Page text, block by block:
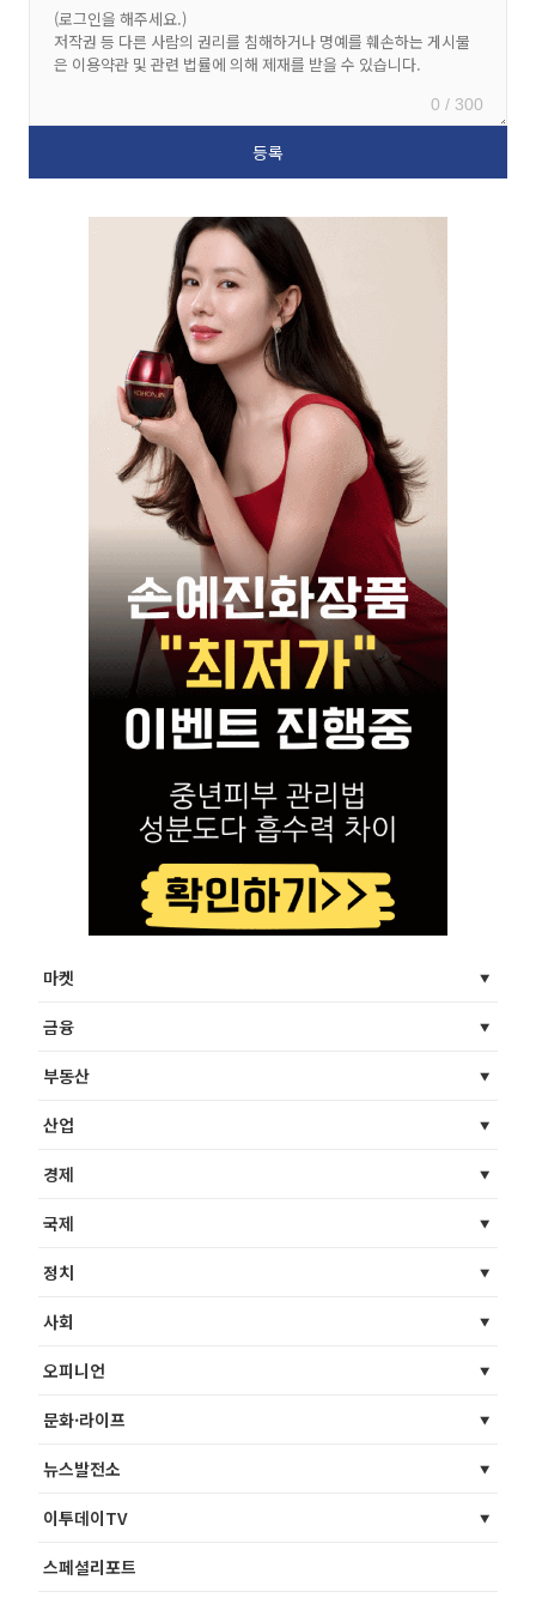
0 / 300
마켓
금융
부동산
산업
경제
국제
정치
사회
오피니언
문화·라이프
뉴스발전소
이투데이TV
스페셜리포트